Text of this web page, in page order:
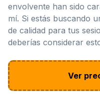
envolvente han sido
mí. Si estás buscando
de calidad para tus
deberías considerar
Ver